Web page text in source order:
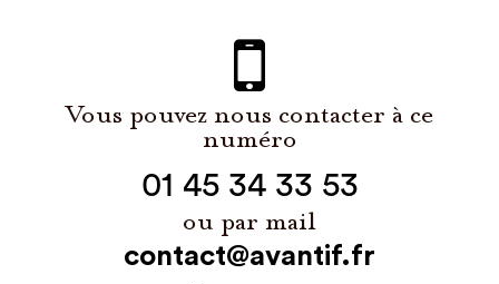
Vous pouvez nous contacter à ce
numéro
01 45 34 33 53
ou par mail
contact@avantif.fr